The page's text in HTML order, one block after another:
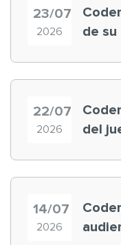
23/07
2026
de su
22/07
2026
del
14/07
2026